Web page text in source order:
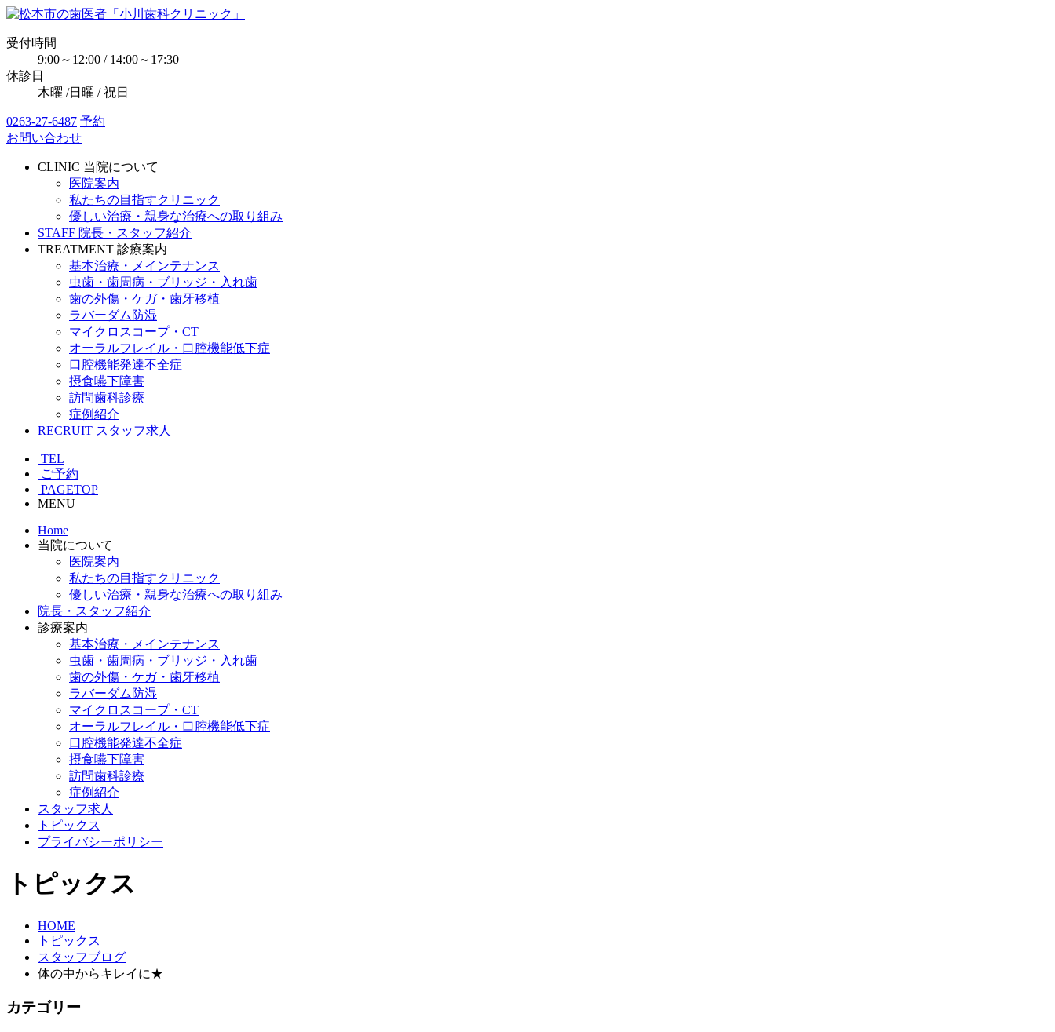
受付時間
9:00～12:00 / 14:00～17:30
休診日
木曜 /日曜 / 祝日
0263-27-6487 予約
お問い合わせ
CLINIC 当院について
医院案内
私たちの目指すクリニック
優しい治療・親身な治療への取り組み
STAFF 院長・スタッフ紹介
TREATMENT 診療案内
基本治療・メインテナンス
虫歯・歯周病・ブリッジ・入れ歯
歯の外傷・ケガ・歯牙移植
ラバーダム防湿
マイクロスコープ・CT
オーラルフレイル・口腔機能低下症
口腔機能発達不全症
摂食嚥下障害
訪問歯科診療
症例紹介
RECRUIT スタッフ求人
TEL
ご予約
PAGETOP
MENU
Home
当院について
医院案内
私たちの目指すクリニック
優しい治療・親身な治療への取り組み
院長・スタッフ紹介
診療案内
基本治療・メインテナンス
虫歯・歯周病・ブリッジ・入れ歯
歯の外傷・ケガ・歯牙移植
ラバーダム防湿
マイクロスコープ・CT
オーラルフレイル・口腔機能低下症
口腔機能発達不全症
摂食嚥下障害
訪問歯科診療
症例紹介
スタッフ求人
トピックス
プライバシーポリシー
トピックス
HOME
トピックス
スタッフブログ
体の中からキレイに★
カテゴリー